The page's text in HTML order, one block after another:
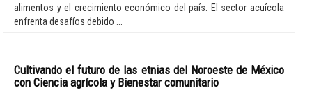
alimentos y el crecimiento económico del país. El sector acuícola
enfrenta desafíos debido ...
Cultivando el futuro de las etnias del Noroeste de México
con Ciencia agrícola y Bienestar comunitario